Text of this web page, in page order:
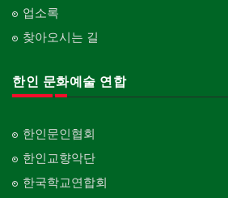
프랜차이즈
Franchise
Piano Tuning/Sale
현금인출기
ATM
건축 엔지니어
Engineering
Architectural Designer
Alumni Middle·High School
단체-협회
단체-스포츠
Organization-Sports
단체-음악/미술
Organization-Music/Art
Organization-Buddhist
업소록
찾아오시는 길
한인 문화예술 연합
한인문인협회
한인교향악단
한국학교연합회